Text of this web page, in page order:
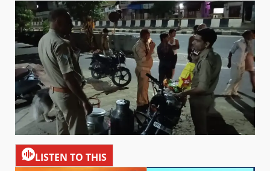
LISTEN TO THIS